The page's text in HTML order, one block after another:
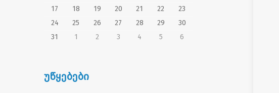
17
18 19 20 21 22
23
24
25 26 27 28 29
30
31
1 2 3 4 5 6
უწყებები